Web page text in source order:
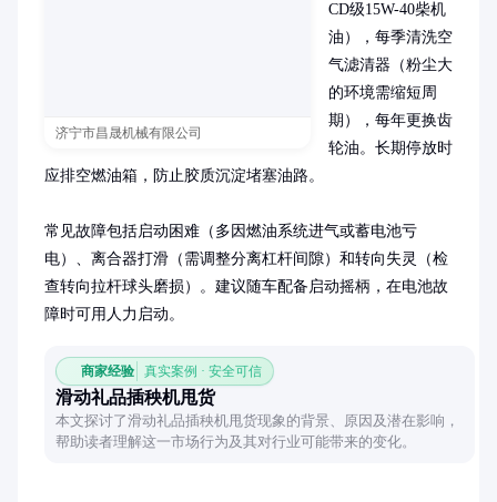
济宁市昌晟机械有限公司
CD级15W-40柴机
油），每季清洗空
气滤清器（粉尘大
的环境需缩短周
期），每年更换齿
轮油。长期停放时
应排空燃油箱，防止胶质沉淀堵塞油路。
常见故障包括启动困难（多因燃油系统进气或蓄电池亏
电）、离合器打滑（需调整分离杠杆间隙）和转向失灵（检
查转向拉杆球头磨损）。建议随车配备启动摇柄，在电池故
障时可用人力启动。
商家经验 真实案例 · 安全可信
滑动礼品插秧机甩货
本文探讨了滑动礼品插秧机甩货现象的背景、原因及潜在影响，
帮助读者理解这一市场行为及其对行业可能带来的变化。